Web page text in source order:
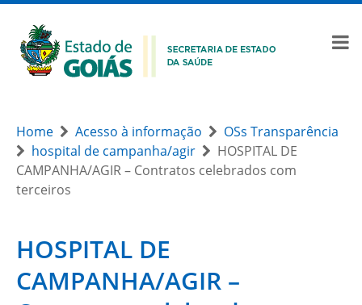
Home Acesso à informação
OSs Transparência
hospital de campanha/agir
HOSPITAL DE
CAMPANHA/AGIR – Contratos celebrados com
terceiros
HOSPITAL DE
CAMPANHA/AGIR –